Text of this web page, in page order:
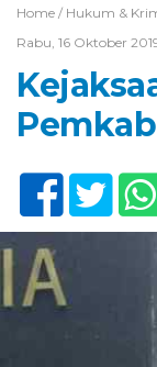
Home / Hukum &
Rabu, 16 Oktober
Pemkab